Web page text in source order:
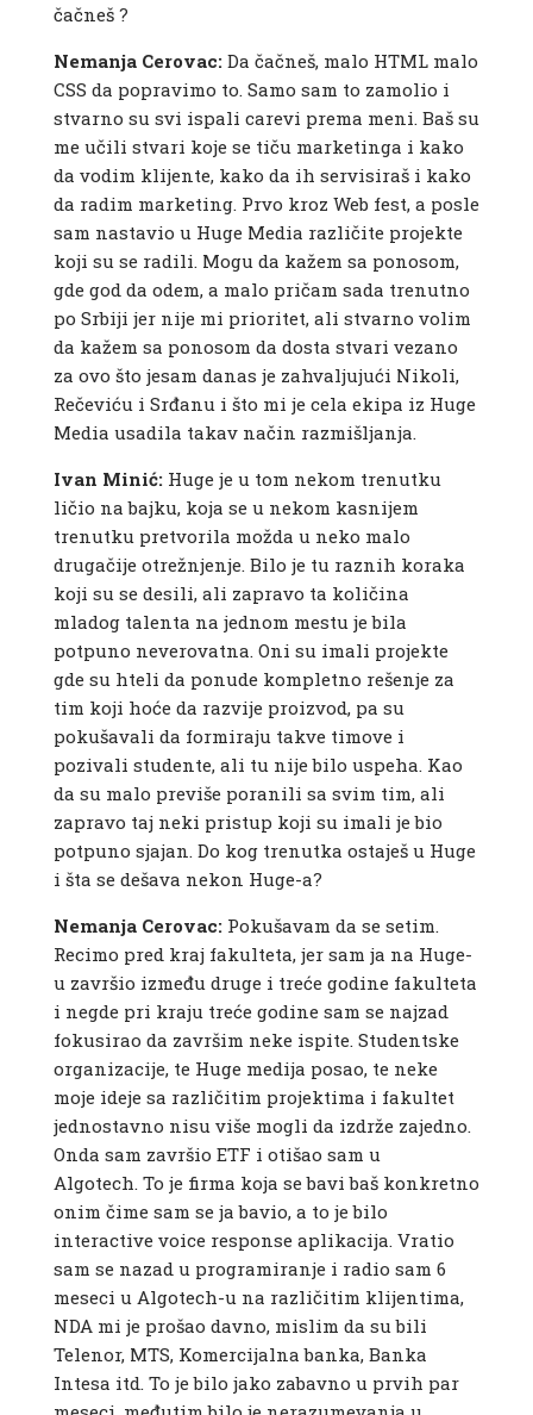
čačneš ?
Nemanja Cerovac: Da čačneš, malo HTML malo
CSS da popravimo to. Samo sam to zamolio i
stvarno su svi ispali carevi prema meni. Baš su
me učili stvari koje se tiču marketinga i kako
da vodim klijente, kako da ih servisiraš i kako
da radim marketing. Prvo kroz Web fest, a posle
sam nastavio u Huge Media različite projekte
koji su se radili. Mogu da kažem sa ponosom,
gde god da odem, a malo pričam sada trenutno
po Srbiji jer nije mi prioritet, ali stvarno volim
da kažem sa ponosom da dosta stvari vezano
za ovo što jesam danas je zahvaljujući Nikoli,
Rečeviću i Srđanu i što mi je cela ekipa iz Huge
Media usadila takav način razmišljanja.
Ivan Minić: Huge je u tom nekom trenutku
ličio na bajku, koja se u nekom kasnijem
trenutku pretvorila možda u neko malo
drugačije otrežnjenje. Bilo je tu raznih koraka
koji su se desili, ali zapravo ta količina
mladog talenta na jednom mestu je bila
potpuno neverovatna. Oni su imali projekte
gde su hteli da ponude kompletno rešenje za
tim koji hoće da razvije proizvod, pa su
pokušavali da formiraju takve timove i
pozivali studente, ali tu nije bilo uspeha. Kao
da su malo previše poranili sa svim tim, ali
zapravo taj neki pristup koji su imali je bio
potpuno sjajan. Do kog trenutka ostaješ u Huge
i šta se dešava nekon Huge-a?
Nemanja Cerovac: Pokušavam da se setim.
Recimo pred kraj fakulteta, jer sam ja na Huge-
u završio između druge i treće godine fakulteta
i negde pri kraju treće godine sam se najzad
fokusirao da završim neke ispite. Studentske
organizacije, te Huge medija posao, te neke
moje ideje sa različitim projektima i fakultet
jednostavno nisu više mogli da izdrže zajedno.
Onda sam završio ETF i otišao sam u
Algotech. To je firma koja se bavi baš konkretno
onim čime sam se ja bavio, a to je bilo
interactive voice response aplikacija. Vratio
sam se nazad u programiranje i radio sam 6
meseci u Algotech-u na različitim klijentima,
NDA mi je prošao davno, mislim da su bili
Telenor, MTS, Komercijalna banka, Banka
Intesa itd. To je bilo jako zabavno u prvih par